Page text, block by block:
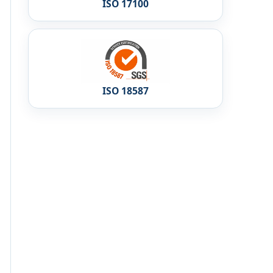
ISO 17100
ISO 18587